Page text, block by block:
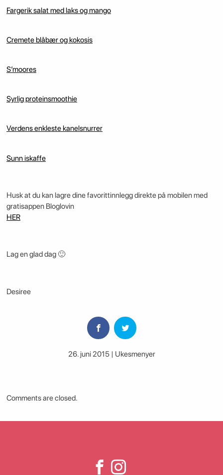
Fargerik salat med laks og mango
Cremete blåbær og kokosis
S’moores
Syrlig proteinsmoothie
Verdens enkleste kanelsnurrer
Sunn iskaffe
Husk at du kan lagre dine favorittinnlegg direkte på mobilen med
gratisappen Bloglovin
HER
Lag en glad dag 🙂
Desiree
26. juni 2015 | Ukesmenyer
Comments are closed.